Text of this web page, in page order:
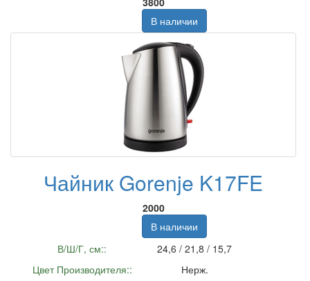
В наличии
Чайник Gorenje K17FE
2000
В наличии
В/Ш/Г, см::
24,6 / 21,8 / 15,7
Цвет Производителя::
Нерж.